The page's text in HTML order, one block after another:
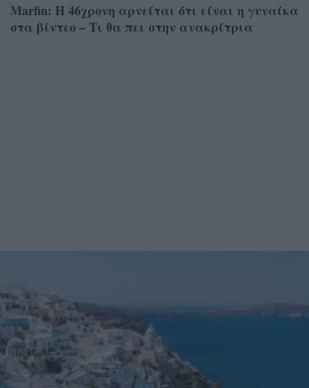
Marfin: Η 46χρονη αρνείται ότι είναι η γυναίκα
στα βίντεο – Τι θα πει στην ανακρίτρια